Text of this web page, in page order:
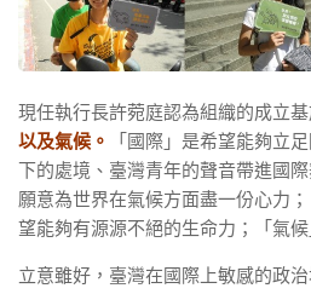
現任執行長許菀庭認為組織的成立基
以及氣候。
「國際」是希望能夠立
下的處境、臺灣青年的聲音帶進國
願意為世界在氣候方面盡一份心力
望能夠有源源不絕的生命力；「氣
立意雖好，臺灣在國際上敏感的政